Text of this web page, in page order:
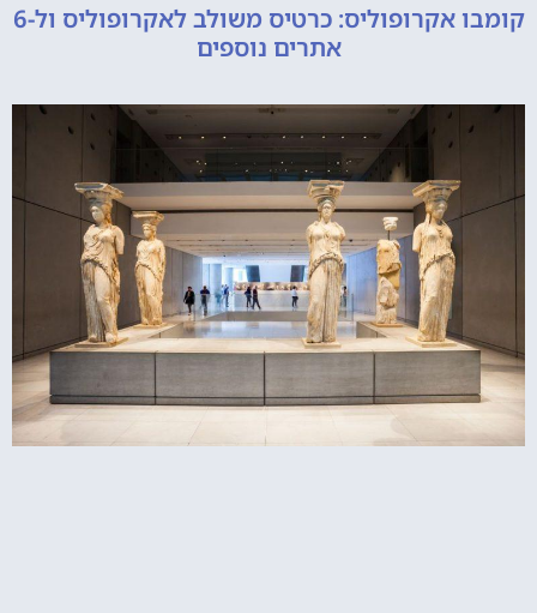
קומבו אקרופוליס: כרטיס משולב לאקרופוליס ול-6
אתרים נוספים